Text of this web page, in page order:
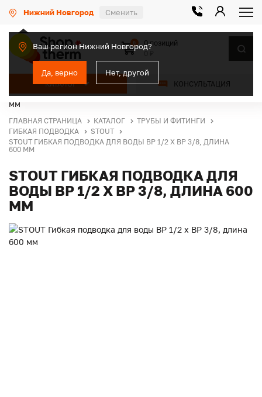
Нижний Новгород Сменить
Ваш регион Нижний Новгород?
Да, верно Нет, другой
КАТАЛОГ КОНСУЛЬТАЦИЯ
0
0 позиций
ГЛАВНАЯ СТРАНИЦА КАТАЛОГ
ТРУБЫ И ФИТИНГИ
ГИБКАЯ ПОДВОДКА
STOUT
STOUT ГИБКАЯ ПОДВОДКА ДЛЯ ВОДЫ ВР 1/2 Х ВР 3/8, ДЛИНА
600 ММ
STOUT ГИБКАЯ ПОДВОДКА ДЛЯ
ВОДЫ ВР 1/2 Х ВР 3/8, ДЛИНА 600
ММ